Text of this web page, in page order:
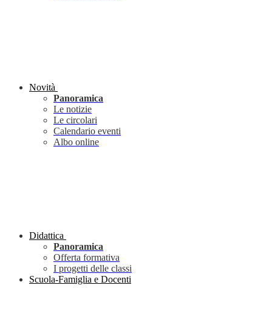
Novità
Panoramica
Le notizie
Le circolari
Calendario eventi
Albo online
Didattica
Panoramica
Offerta formativa
I progetti delle classi
Scuola-Famiglia e Docenti